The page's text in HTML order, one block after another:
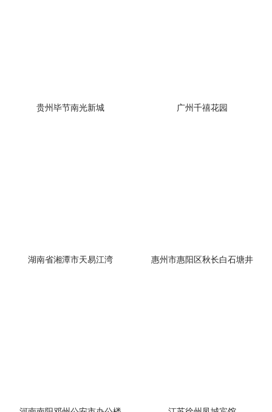
贵州毕节南光新城 广州千禧花园
湖南省湘潭市天易江湾 惠州市惠阳区秋长白石塘井